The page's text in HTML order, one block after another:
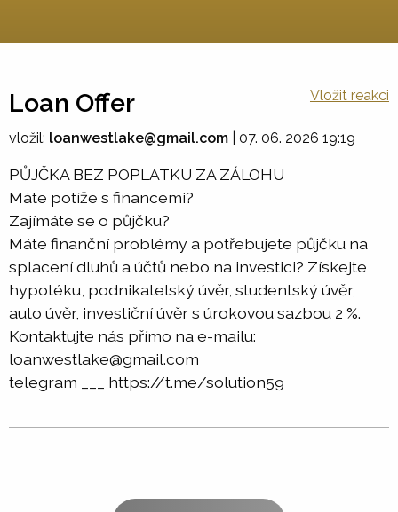
Loan Offer Vložit reakci
vložil: loanwestlake@gmail.com 07. 06. 2026 19:19
PŮJČKA BEZ POPLATKU ZA ZÁLOHU
Máte potíže s financemi?
Zajímáte se o půjčku?
Máte finanční problémy a potřebujete půjčku na
splacení dluhů a účtů nebo na investici? Získejte
hypotéku, podnikatelský úvěr, studentský úvěr,
auto úvěr, investiční úvěr s úrokovou sazbou 2 %.
Kontaktujte nás přímo na e-mailu:
loanwestlake@gmail.com
telegram ___ https://t.me/solution59